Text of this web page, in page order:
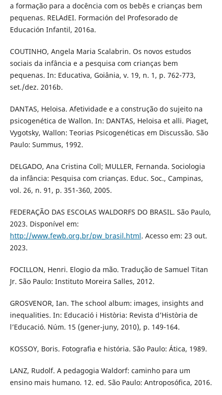
a formação para a docência com os bebês e crianças bem
pequenas. RELAdEI. Formación del Profesorado de
Educación Infantil, 2016a.
COUTINHO, Angela Maria Scalabrin. Os novos estudos
sociais da infância e a pesquisa com crianças bem
pequenas. In: Educativa, Goiânia, v. 19, n. 1, p. 762-773,
set./dez. 2016b.
DANTAS, Heloisa. Afetividade e a construção do sujeito na
psicogenética de Wallon. In: DANTAS, Heloisa et alli. Piaget,
Vygotsky, Wallon: Teorias Psicogenéticas em Discussão. São
Paulo: Summus, 1992.
DELGADO, Ana Cristina Coll; MULLER, Fernanda. Sociologia
da infância: Pesquisa com crianças. Educ. Soc., Campinas,
vol. 26, n. 91, p. 351-360, 2005.
FEDERAÇÃO DAS ESCOLAS WALDORFS DO BRASIL. São Paulo,
2023. Disponível em:
http://www.fewb.org.br/pw_brasil.html. Acesso em: 23 out.
2023.
FOCILLON, Henri. Elogio da mão. Tradução de Samuel Titan
Jr. São Paulo: Instituto Moreira Salles, 2012.
GROSVENOR, Ian. The school album: images, insights and
inequalities. In: Educació i Història: Revista d’Història de
l’Educació. Núm. 15 (gener-juny, 2010), p. 149-164.
KOSSOY, Boris. Fotografia e história. São Paulo: Ática, 1989.
LANZ, Rudolf. A pedagogia Waldorf: caminho para um
ensino mais humano. 12. ed. São Paulo: Antroposófica, 2016.